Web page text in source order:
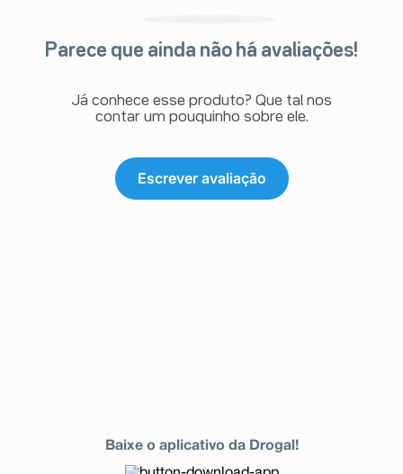
Parece que ainda não há avaliações!
Já conhece esse produto? Que tal nos
contar um pouquinho sobre ele.
Escrever avaliação
Baixe o aplicativo da Drogal!